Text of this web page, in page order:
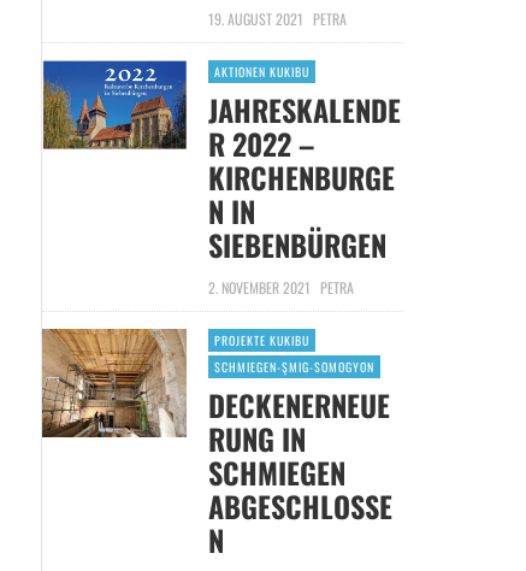
19. AUGUST 2021 PETRA
AKTIONEN KUKIBU
JAHRESKALENDE
R 2022 –
KIRCHENBURGE
N IN
SIEBENBÜRGEN
2. NOVEMBER 2021 PETRA
PROJEKTE KUKIBU
SCHMIEGEN-ŞMIG-SOMOGYON
DECKENERNEUE
RUNG IN
SCHMIEGEN
ABGESCHLOSSE
N